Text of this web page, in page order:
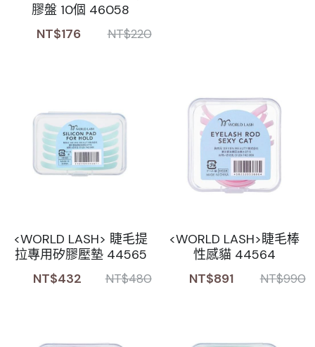
膠盤 10個 46058
NT$176
NT$220
<WORLD LASH> 睫毛提
拉專用矽膠壓墊 44565
NT$432
NT$480
<WORLD LASH>睫毛棒
性感貓 44564
NT$891
NT$990